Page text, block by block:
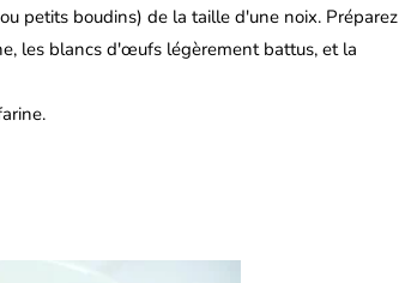
petits boudins) de la taille d'une noix. Préparez
les blancs d'œufs légèrement battus, et la